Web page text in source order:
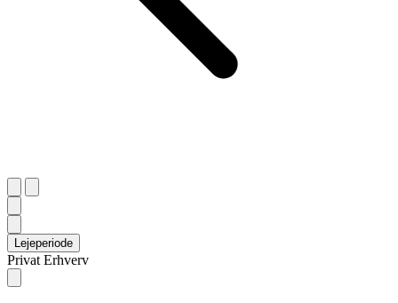
Lejeperiode
Privat Erhverv